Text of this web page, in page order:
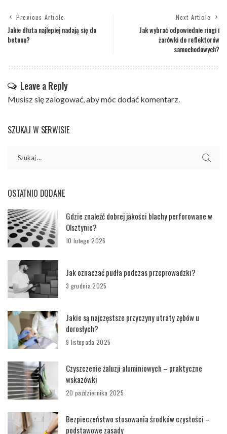
Previous Article
Jakie dłuta najlepiej nadają się do
betonu?
Next Article
Jak wybrać odpowiednie ringi i
żarówki do reflektorów
samochodowych?
Leave a Reply
Musisz się zalogować, aby móc dodać komentarz.
SZUKAJ W SERWISIE
OSTATNIO DODANE
Gdzie znaleźć dobrej jakości blachy perforowane w
Olsztynie?
10 lutego 2026
Jak oznaczać pudła podczas przeprowadzki?
3 grudnia 2025
Jakie są najczęstsze przyczyny utraty zębów u
dorosłych?
9 listopada 2025
Czyszczenie żaluzji aluminiowych – praktyczne
wskazówki
20 października 2025
Bezpieczeństwo stosowania środków czystości –
podstawowe zasady